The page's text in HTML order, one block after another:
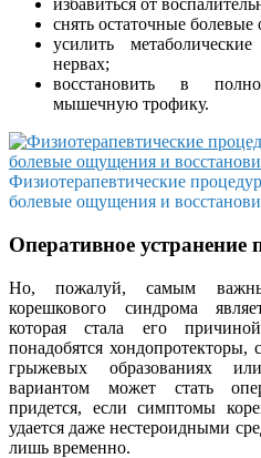
избавиться от
снять остаточные
усилить
нервах;
восстановить в
мышечную трофику.
Физиотерапевтические
болевые ощущения и
Оперативное устранение
Но, пожалуй, самым
корешкового синдрома
которая стала его
понадобятся
грыжевых образованиях
вариантом может стать
придется, если симптомы
удается даже нестероидными
лишь временно.